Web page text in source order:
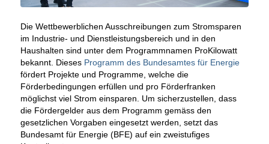
Die Wettbewerblichen Ausschreibungen zum Stromsparen
im Industrie- und Dienstleistungsbereich und in den
Haushalten sind unter dem Programmnamen ProKilowatt
bekannt. Dieses Programm des Bundesamtes für Energie
fördert Projekte und Programme, welche die
Förderbedingungen erfüllen und pro Förderfranken
möglichst viel Strom einsparen. Um sicherzustellen, dass
die Fördergelder aus dem Programm gemäss den
gesetzlichen Vorgaben eingesetzt werden, setzt das
Bundesamt für Energie (BFE) auf ein zweistufiges